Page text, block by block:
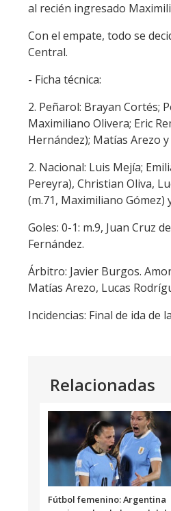
al recién ingresado
Con el empate, todo se
Central.
- Ficha técnica:
2. Peñarol: Brayan Cortés;
Maximiliano Olivera; Eric
Hernández); Matías Arezo
2. Nacional: Luis Mejía;
Pereyra), Christian Oliva,
(m.71, Maximiliano Gómez)
Goles: 0-1: m.9, Juan Cruz
Fernández.
Árbitro: Javier Burgos.
Matías Arezo, Lucas
Incidencias: Final de ida de
Relacionadas
Fútbol femenino: Argentina